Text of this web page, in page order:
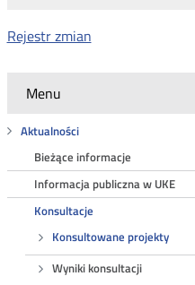
Menu
Aktualności
Bieżące informacje
Informacja publiczna w UKE
Konsultacje
Konsultowane projekty
Wyniki konsultacji
Rejestr zmian